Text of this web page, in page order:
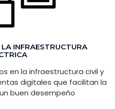
INFRAESTRUCTURA
en la infraestructura civil y
digitales que facilitan la
buen desempeño